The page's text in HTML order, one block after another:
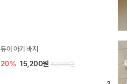
브렌 아기 블라우스 세트
30% 28,700원 41,000원